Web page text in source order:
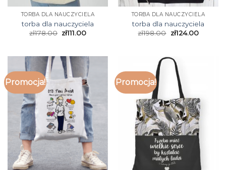
TORBA DLA NAUCZYCIELA
torba dla nauczyciela
zł178.00 zł111.00
TORBA DLA NAUCZYCIELA
torba dla nauczyciela
zł198.00 zł124.00
Promocja! Promocja!